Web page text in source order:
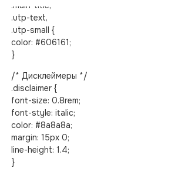
.main-title,
.utp-text,
.utp-small {
color: #606161;
}
/* Дисклеймеры */
.disclaimer {
font-size: 0.8rem;
font-style: italic;
color: #8a8a8a;
margin: 15px 0;
line-height: 1.4;
}